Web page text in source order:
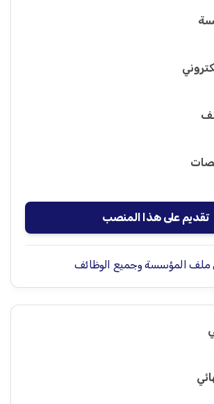
تقديم على هذا المنصب
المؤسسة وجميع الوظائف